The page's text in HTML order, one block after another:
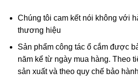
Chúng tôi cam kết nói không với
thương hiệu
Sản phẩm công tác ổ cắm được
năm kể từ ngày mua hàng. Theo
sản xuất và theo quy chế bảo